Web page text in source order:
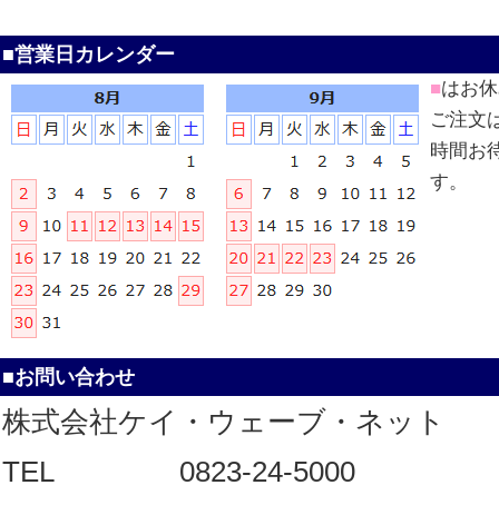
■営業日カレンダー
■はお
ご注文
時間お
す。
■お問い合わせ
株式会社ケイ・ウェーブ・ネット
TEL
0823-24-5000